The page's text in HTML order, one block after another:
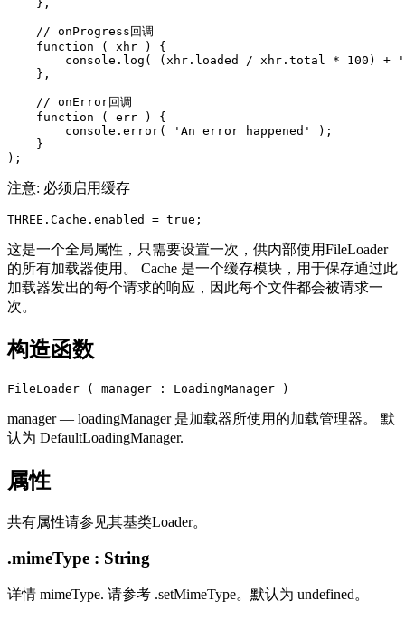
    },
    // onProgress回调
    function ( xhr ) {
console.log( (xhr.loaded / xhr.total * 100) +
    },
    // onError回调
    function ( err ) {
        console.error( 'An error happened' );
    }
注意: 必须启用缓存
这是一个全局属性，只需要设置一次，供内部使用FileLoader
的所有加载器使用。 Cache 是​​一个缓存模块，用于保存通过此
加载器发出的每个请求的响应，因此每个文件都会被请求一
次。
构造函数
manager — loadingManager 是加载器所使用的加载管理器。 默
认为 DefaultLoadingManager.
属性
共有属性请参见其基类Loader。
.mimeType : String
详情 mimeType. 请参考 .setMimeType。默认为 undefined。